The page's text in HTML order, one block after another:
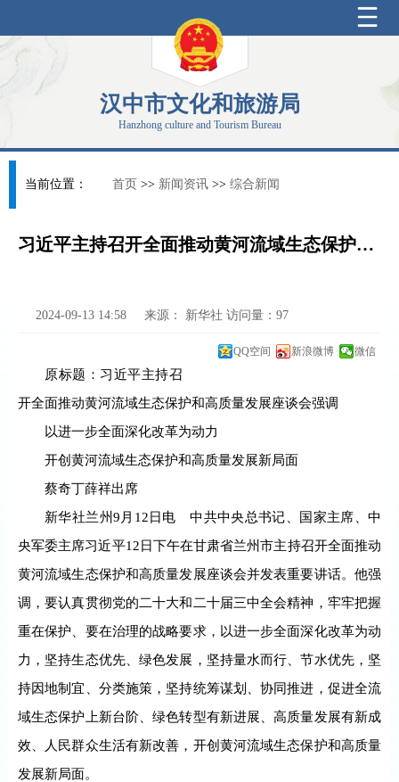
汉中市文化和旅游局
Hanzhong culture and Tourism Bureau
当前位置： 首页 >> 新闻资讯 >> 综合新闻
习近平主持召开全面推动黄河流域生态保护和高质量发展座谈会
2024-09-13 14:58 来源： 新华社 访问量： 97
QQ空间 新浪微博 微信
原标题：习近平主持召
开全面推动黄河流域生态保护和高质量发展座谈会强调
以进一步全面深化改革为动力
开创黄河流域生态保护和高质量发展新局面
蔡奇丁薛祥出席
新华社兰州9月12日电 中共中央总书记、国家主席、中
央军委主席习近平12日下午在甘肃省兰州市主持召开全面推动
黄河流域生态保护和高质量发展座谈会并发表重要讲话。他强
调，要认真贯彻党的二十大和二十届三中全会精神，牢牢把握
重在保护、要在治理的战略要求，以进一步全面深化改革为动
力，坚持生态优先、绿色发展，坚持量水而行、节水优先，坚
持因地制宜、分类施策，坚持统筹谋划、协同推进，促进全流
域生态保护上新台阶、绿色转型有新进展、高质量发展有新成
效、人民群众生活有新改善，开创黄河流域生态保护和高质量
发展新局面。